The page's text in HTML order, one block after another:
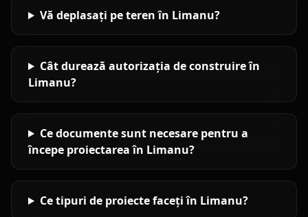
Vă deplasați pe teren în Limanu?
Cât durează autorizația de construire în
Limanu?
Ce documente sunt necesare pentru a
începe proiectarea în Limanu?
Ce tipuri de proiecte faceți în Limanu?